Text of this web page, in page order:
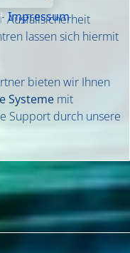
Ausfallsicherheit
lassen sich hiermit
bieten wir Ihnen
Systeme mit
Support durch unsere
Impressum